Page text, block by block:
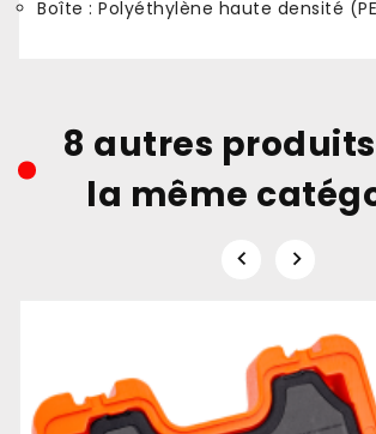
Boîte : Polyéthylène haute densité
8 autres
la même
 